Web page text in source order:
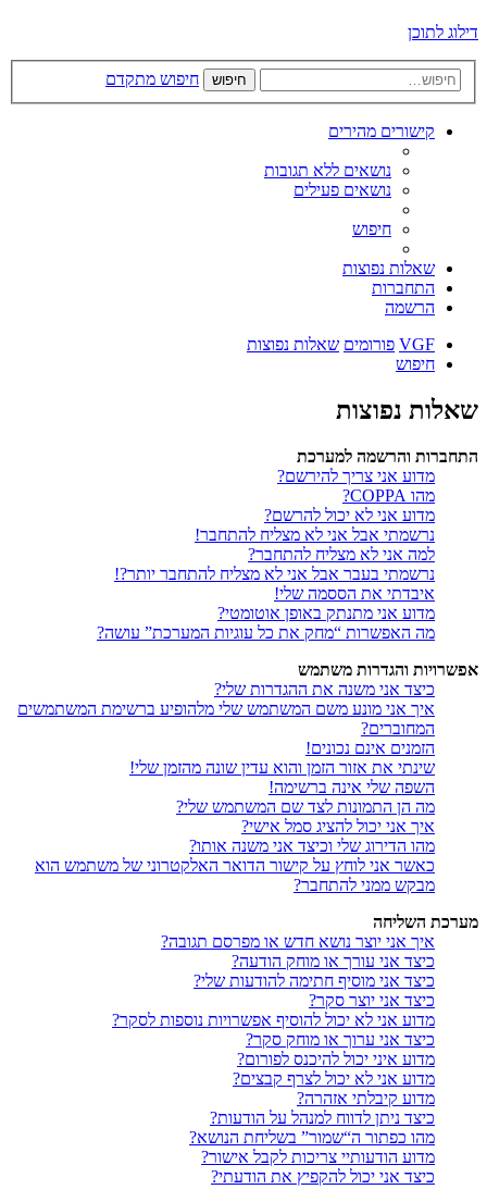
דילוג לתוכן
חיפוש חיפוש מתקדם
קישורים מהירים
נושאים ללא תגובות
נושאים פעילים
חיפוש
שאלות נפוצות
התחברות
הרשמה
VGF פורומים שאלות נפוצות
חיפוש
שאלות נפוצות
התחברות והרשמה למערכת
מדוע אני צריך להירשם?
מהו COPPA?
מדוע אני לא יכול להרשם?
נרשמתי אבל אני לא מצליח להתחבר!
למה אני לא מצליח להתחבר?
נרשמתי בעבר אבל אני לא מצליח להתחבר יותר?!
איבדתי את הססמה שלי!
מדוע אני מתנתק באופן אוטומטי?
מה האפשרות “מחק את כל עוגיות המערכת” עושה?
אפשרויות והגדרות משתמש
כיצד אני משנה את ההגדרות שלי?
איך אני מונע משם המשתמש שלי מלהופיע ברשימת המשתמשים
המחוברים?
הזמנים אינם נכונים!
שינתי את אזור הזמן והוא עדין שונה מהזמן שלי!
השפה שלי אינה ברשימה!
מה הן התמונות לצד שם המשתמש שלי?
איך אני יכול להציג סמל אישי?
מהו הדירוג שלי וכיצד אני משנה אותו?
כאשר אני לוחץ על קישור הדואר האלקטרוני של משתמש הוא
מבקש ממני להתחבר?
מערכת השליחה
איך אני יוצר נושא חדש או מפרסם תגובה?
כיצד אני עורך או מוחק הודעה?
כיצד אני מוסיף חתימה להודעות שלי?
כיצד אני יוצר סקר?
מדוע אני לא יכול להוסיף אפשרויות נוספות לסקר?
כיצד אני ערוך או מוחק סקר?
מדוע איני יכול להיכנס לפורום?
מדוע אני לא יכול לצרף קבצים?
מדוע קיבלתי אזהרה?
כיצד ניתן לדווח למנהל על הודעות?
מהו כפתור ה“שמור” בשליחת הנושא?
מדוע הודעותיי צריכות לקבל אישור?
כיצד אני יכול להקפיץ את הודעתי?